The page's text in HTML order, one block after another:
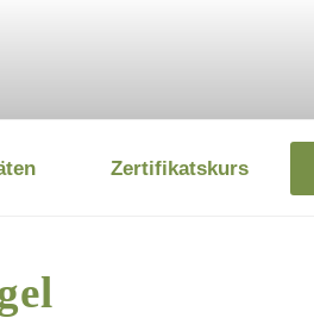
Zertifikatskurs